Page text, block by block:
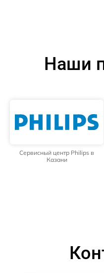
Наши
Сервисный центр Philips в
Казани